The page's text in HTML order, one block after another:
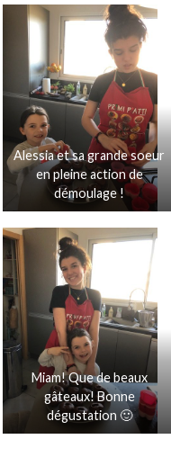
Alessia et sa grande soeur
en pleine action de
démoulage !
Miam! Que de beaux
gâteaux! Bonne
dégustation 🙂